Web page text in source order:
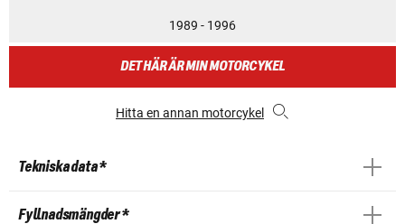
1989 - 1996
DET HÄR ÄR MIN MOTORCYKEL
Hitta en annan motorcykel
Tekniska data *
Fyllnadsmängder *